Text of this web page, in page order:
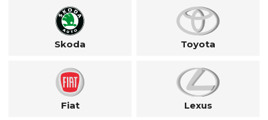
Skoda Toyota
Fiat Lexus